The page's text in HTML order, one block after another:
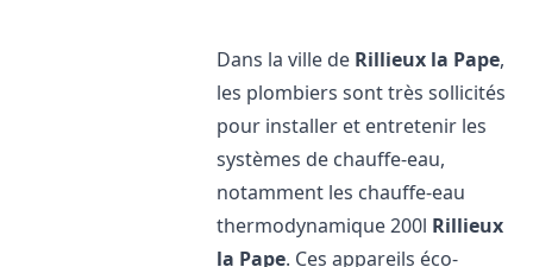
Dans la ville de Rillieux la Pape,
les plombiers sont très sollicités
pour installer et entretenir les
systèmes de chauffe-eau,
notamment les chauffe-eau
thermodynamique 200l Rillieux
la Pape. Ces appareils éco-